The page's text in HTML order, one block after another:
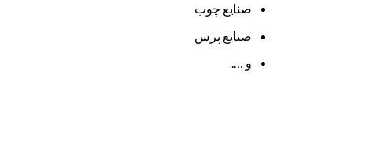
صنایع چوب
صنایع پرس
و ….